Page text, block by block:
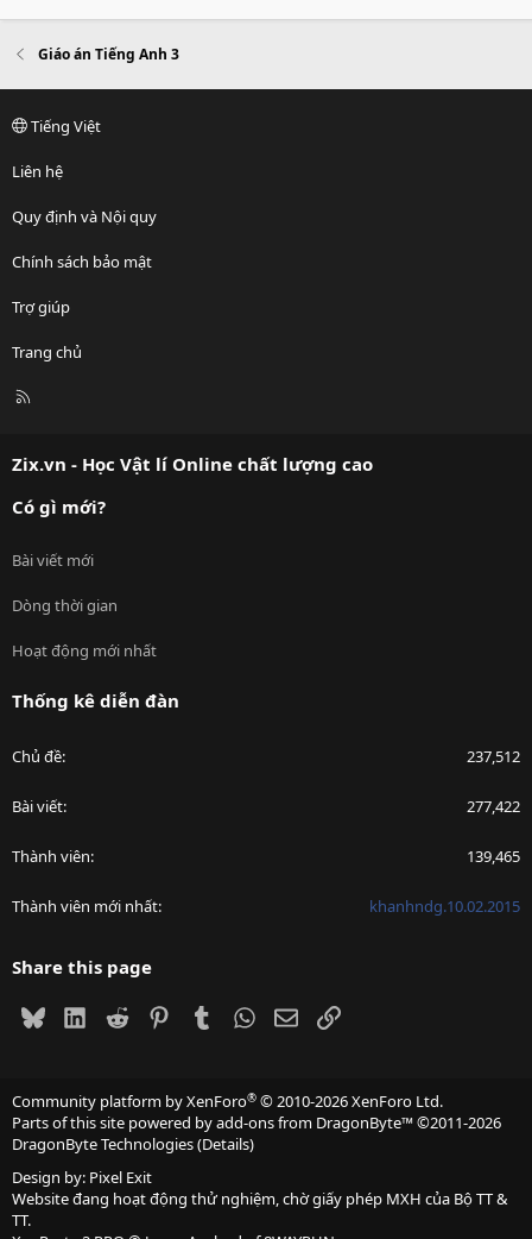
Giáo án Tiếng Anh 3
Tiếng Việt
Liên hệ
Quy định và Nội quy
Chính sách bảo mật
Trợ giúp
Trang chủ
R
Zix.vn - Học Vật lí Online chất lượng cao
Có gì mới?
Bài viết mới
Dòng thời gian
Hoạt động mới nhất
Thống kê diễn đàn
Chủ đề 237,512
Bài viết 277,422
Thành viên 139,465
Thành viên mới nhất khanhndg.10.02.2015
Share this page
BlueskyLinkedIn
Reddit PinterestTumblrWhatsApp
EmailLink
Community platform by XenForo® © 2010-2026 XenForo Ltd.
Parts of this site powered byadd-ons from DragonByte™©2011-2026
DragonByte Technologies(Details)
Design by: Pixel Exit
Website đang hoạt động thử nghiệm, chờ giấy phép MXH của Bộ TT &
TT.